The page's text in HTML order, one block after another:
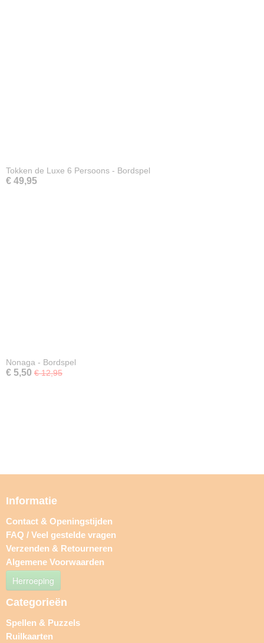
Tokken de Luxe 6 Persoons - Bordspel
€ 49,95
Nonaga - Bordspel
€ 5,50 € 12,95
Informatie
Contact & Openingstijden
FAQ / Veel gestelde vragen
Verzenden & Retourneren
Algemene Voorwaarden
Herroeping
Categorieën
Spellen & Puzzels
Ruilkaarten